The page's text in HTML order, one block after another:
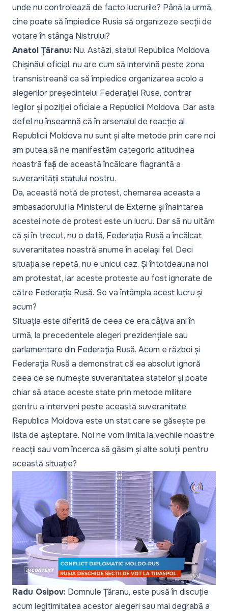
unde nu controlează de facto lucrurile? Până la urmă,
cine poate să împiedice Rusia să organizeze secții de
votare în stânga Nistrului?
Anatol Țăranu: Nu. Astăzi, statul Republica Moldova,
Chișinăul oficial, nu are cum să intervină peste zona
transnistreană ca să împiedice organizarea acolo a
alegerilor președintelui Federației Ruse, contrar
legilor și poziției oficiale a Republicii Moldova. Dar asta
defel nu înseamnă că în arsenalul de reacție al
Republicii Moldova nu sunt și alte metode prin care noi
am putea să ne manifestăm categoric atitudinea
noastră față de această încălcare flagrantă a
suveranității statului nostru.
Da, această notă de protest, chemarea aceasta a
ambasadorului la Ministerul de Externe și înaintarea
acestei note de protest este un lucru. Dar să nu uităm
că și în trecut, nu o dată, Federația Rusă a încălcat
suveranitatea noastră anume în același fel. Deci
situația se repetă, nu e unicul caz. Și întotdeauna noi
am protestat, iar aceste proteste au fost ignorate de
către Federația Rusă. Se va întâmpla acest lucru și
acum?
Situația este diferită de ceea ce era câțiva ani în
urmă, la precedentele alegeri prezidențiale sau
parlamentare din Federația Rusă. Acum e război și
Federația Rusă a demonstrat că ea absolut ignoră
ceea ce se numește suveranitatea statelor și poate
chiar să atace aceste state prin metode militare
pentru a interveni peste această suveranitate.
Republica Moldova este un stat care se găsește pe
lista de așteptare. Noi ne vom limita la vechile noastre
reacții sau vom încerca să găsim și alte soluții pentru
această situație?
Radu Osipov: Domnule Țăranu, este pusă în discuție
acum legitimitatea acestor alegeri sau mai degrabă a